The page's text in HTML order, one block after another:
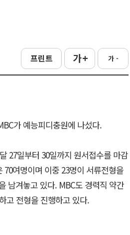
프린트 가 + 가 -
가 예능피디충원에 나섰다.
27일부터 30일까지 원서접수를 마감
여명이며 이중 23명이 서류전형을
남겨놓고 있다. MBC도 경력직 약간
고 전형을 진행하고 있다.